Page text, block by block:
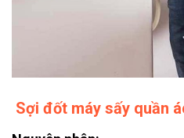
Sợi đốt máy sấy quần